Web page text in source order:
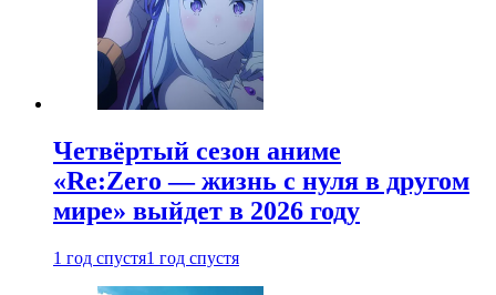
Четвёртый сезон аниме
«Re:Zero — жизнь с нуля в другом
мире» выйдет в 2026 году
1 год спустя1 год спустя